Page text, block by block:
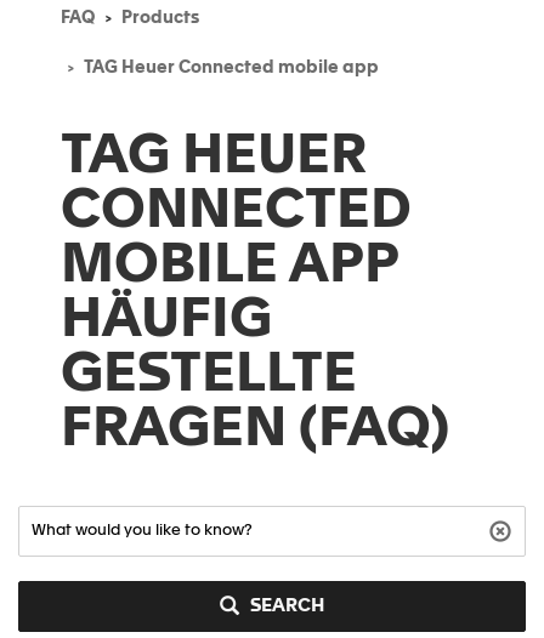
FAQ Products
TAG Heuer Connected mobile app
TAG HEUER
CONNECTED
MOBILE APP
HÄUFIG
GESTELLTE
FRAGEN (FAQ)
SEARCH